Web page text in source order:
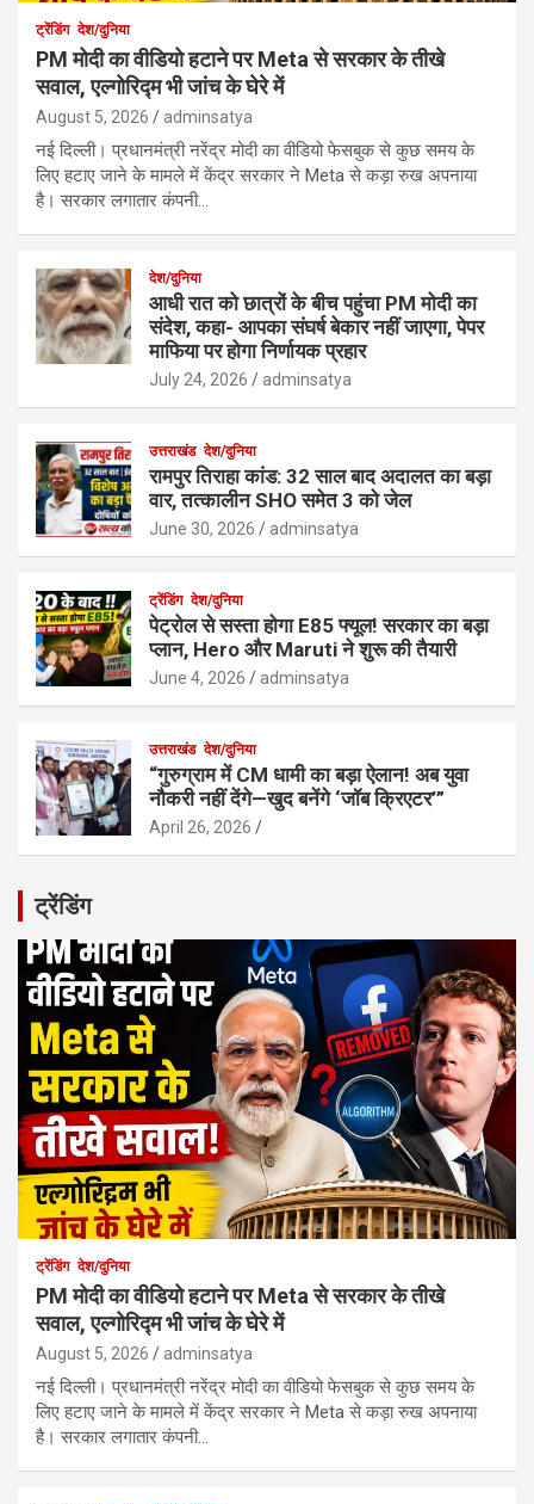
ट्रेंडिंग देश/दुनिया
PM मोदी का वीडियो हटाने पर Meta से सरकार के तीखे
सवाल, एल्गोरिद्म भी जांच के घेरे में
August 5, 2026 adminsatya
नई दिल्ली। प्रधानमंत्री नरेंद्र मोदी का वीडियो फेसबुक से कुछ समय के
लिए हटाए जाने के मामले में केंद्र सरकार ने Meta से कड़ा रुख अपनाया
है। सरकार लगातार कंपनी…
देश/दुनिया
आधी रात को छात्रों के बीच पहुंचा PM मोदी का
संदेश, कहा- आपका संघर्ष बेकार नहीं जाएगा, पेपर
माफिया पर होगा निर्णायक प्रहार
July 24, 2026 adminsatya
उत्तराखंड देश/दुनिया
रामपुर तिराहा कांड: 32 साल बाद अदालत का बड़ा
वार, तत्कालीन SHO समेत 3 को जेल
June 30, 2026 adminsatya
ट्रेंडिंग देश/दुनिया
पेट्रोल से सस्ता होगा E85 फ्यूल! सरकार का बड़ा
प्लान, Hero और Maruti ने शुरू की तैयारी
June 4, 2026 adminsatya
उत्तराखंड देश/दुनिया
“गुरुग्राम में CM धामी का बड़ा ऐलान! अब युवा
नौकरी नहीं देंगे—खुद बनेंगे ‘जॉब क्रिएटर’”
April 26, 2026
ट्रेंडिंग
ट्रेंडिंग देश/दुनिया
PM मोदी का वीडियो हटाने पर Meta से सरकार के तीखे
सवाल, एल्गोरिद्म भी जांच के घेरे में
August 5, 2026 adminsatya
नई दिल्ली। प्रधानमंत्री नरेंद्र मोदी का वीडियो फेसबुक से कुछ समय के
लिए हटाए जाने के मामले में केंद्र सरकार ने Meta से कड़ा रुख अपनाया
है। सरकार लगातार कंपनी…